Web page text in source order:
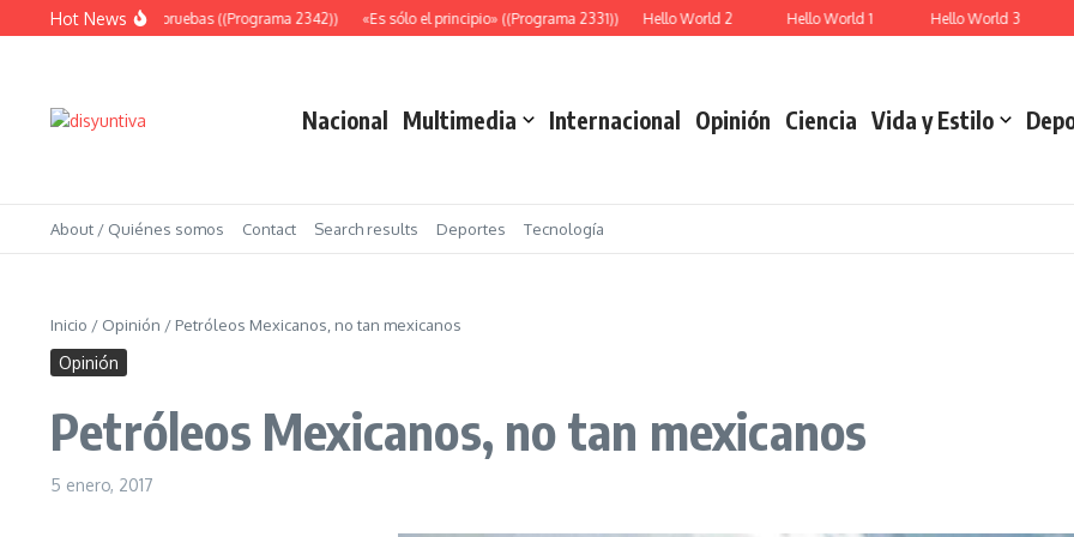
Saltar al contenido
Hot News
Abundantes pruebas ((Programa 2342)) «Es sólo el principio» ((Programa 2331)) Hello World 2 Hello World 1 Hello World 3
Nacional Multimedia Internacional Opinión Ciencia Vida y Estilo
About / Quiénes somos Contact Search results Deportes Tecnología
Inicio / Opinión / Petróleos Mexicanos, no tan mexicanos
Opinión
Petróleos Mexicanos, no tan mexicanos
5 enero, 2017